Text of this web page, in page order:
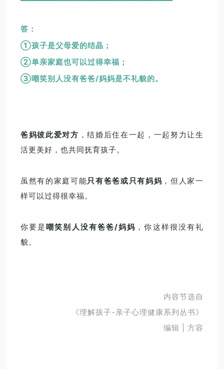
答：
①孩子是父母爱的结晶；
②单亲家庭也可以过得幸福；
③嘲笑别人没有爸爸/妈妈是不礼貌的。
爸妈彼此爱对方 ，结婚后住在一起，一起努力让生
活更美好，也共同抚育孩子。
虽然有的家庭可能只有爸爸或只有妈妈 ，但人家一
样可以过得很幸福。
你要是嘲笑别人没有爸爸/妈妈 ，你这样很没有礼
貌。
内容节选自
《理解孩子-亲子心理健康系列丛书》
编辑 | 方容